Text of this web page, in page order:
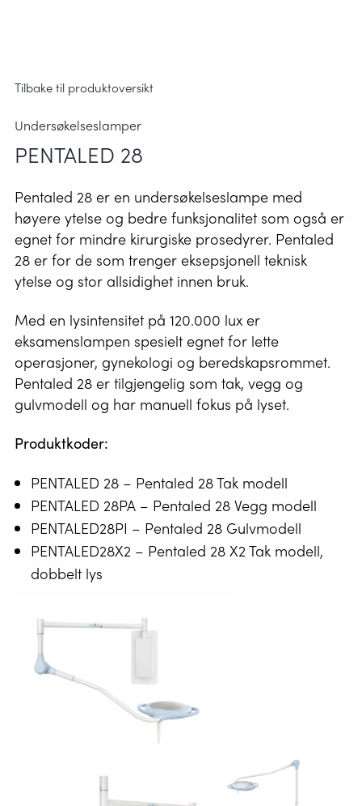
Tilbake til produktoversikt
Undersøkelseslamper
PENTALED 28
Pentaled 28 er en undersøkelseslampe med
høyere ytelse og bedre funksjonalitet som også er
egnet for mindre kirurgiske prosedyrer. Pentaled
28 er for de som trenger eksepsjonell teknisk
ytelse og stor allsidighet innen bruk.
Med en lysintensitet på 120.000 lux er
eksamenslampen spesielt egnet for lette
operasjoner, gynekologi og beredskapsrommet.
Pentaled 28 er tilgjengelig som tak, vegg og
gulvmodell og har manuell fokus på lyset.
Produktkoder:
PENTALED 28 – Pentaled 28 Tak modell
PENTALED 28PA – Pentaled 28 Vegg modell
PENTALED28PI – Pentaled 28 Gulvmodell
PENTALED28X2 – Pentaled 28 X2 Tak modell,
dobbelt lys